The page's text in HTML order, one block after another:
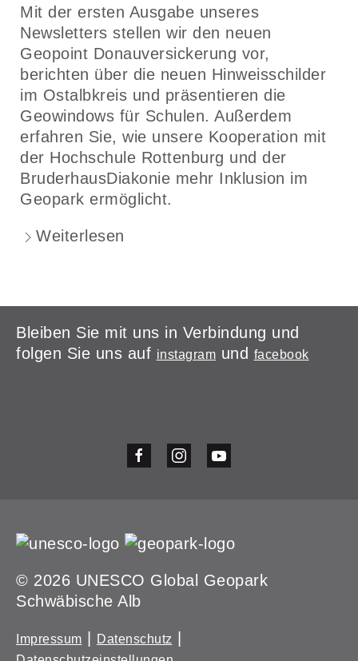
Mit der ersten Ausgabe unseres
Newsletters stellen wir den neuen
Geopoint Donauversickerung vor,
berichten über die neuen Hinweisschilder
im Ostalbkreis und präsentieren die
Geowindows für Schulen. Außerdem
erfahren Sie, wie unsere Kooperation mit
der Hochschule Rottenburg und der
BruderhausDiakonie mehr Inklusion im
Geopark ermöglicht.
Weiterlesen
© 2026 UNESCO Global Geopark
Schwäbische Alb
Impressum Datenschutz
Bleiben Sie mit uns in Verbindung und
folgen Sie uns auf instagram und facebook